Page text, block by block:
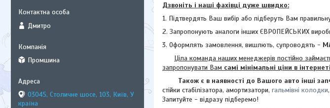
Дзвоніть і наші фахівці дуже швидко:
1. Підтвердять Ваш вибір або підберуть Вам
2. Запропонують аналоги інших ЄВРОПЕЙСЬКИХ
3. Оформлять замовлення, вишлють, супроводять -
Ціла команда наших менеджерів постійно
запропонувати Вам самі мінімальні ціни в
Також є в наявності до Вашого авто інші
стійки стабілізатора, амортизатори, гальмівні колодки
Запитуйте - відразу підберемо!
Дмитро
Промшина
03045, Столичне шосе, 103, Київ, У
країна